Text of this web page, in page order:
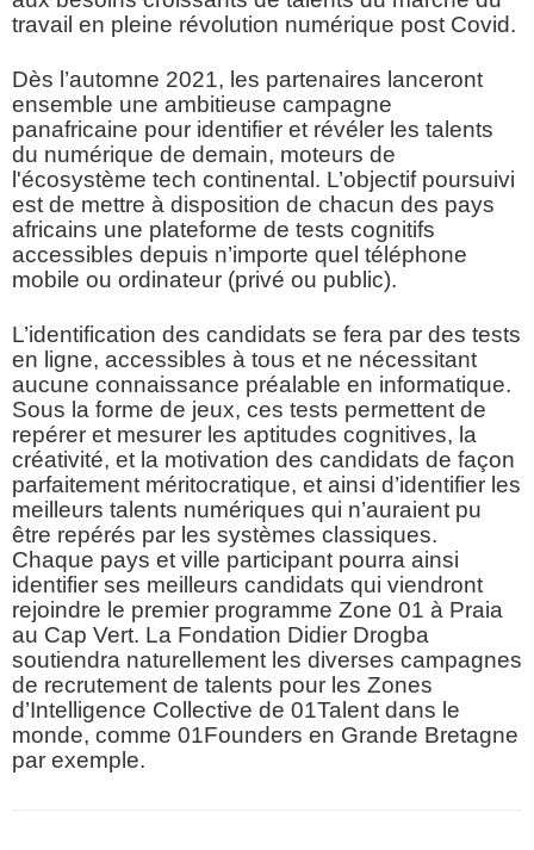
travail en pleine révolution numérique post Covid.
Dès l’automne 2021, les partenaires lanceront
ensemble une ambitieuse campagne
panafricaine pour identifier et révéler les talents
du numérique de demain, moteurs de
l'écosystème tech continental. L’objectif poursuivi
est de mettre à disposition de chacun des pays
africains une plateforme de tests cognitifs
accessibles depuis n’importe quel téléphone
mobile ou ordinateur (privé ou public).
L’identification des candidats se fera par des tests
en ligne, accessibles à tous et ne nécessitant
aucune connaissance préalable en informatique.
Sous la forme de jeux, ces tests permettent de
repérer et mesurer les aptitudes cognitives, la
créativité, et la motivation des candidats de façon
parfaitement méritocratique, et ainsi d’identifier les
meilleurs talents numériques qui n’auraient pu
être repérés par les systèmes classiques.
Chaque pays et ville participant pourra ainsi
identifier ses meilleurs candidats qui viendront
rejoindre le premier programme Zone 01 à Praia
au Cap Vert. La Fondation Didier Drogba
soutiendra naturellement les diverses campagnes
de recrutement de talents pour les Zones
d’Intelligence Collective de 01Talent dans le
monde, comme 01Founders en Grande Bretagne
par exemple.